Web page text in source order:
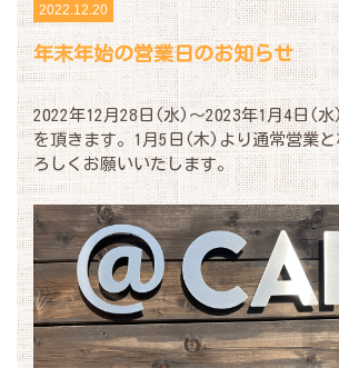
2022.12.20
年末年始の営業日のお知らせ
2022年12月28日(水)～2023年1月4日(
を頂きます。1月5日(木)より通常営業と
ろしくお願いいたします。